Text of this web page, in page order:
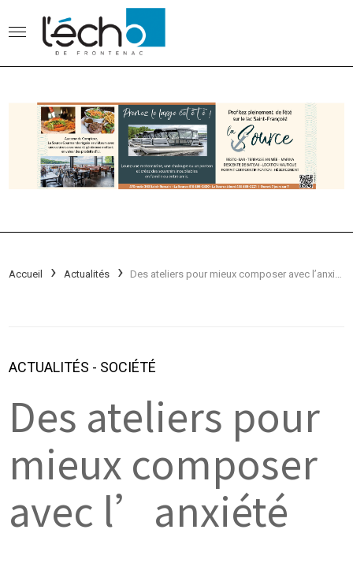
Accueil Actualités
ACTUALITÉS - SOCIÉTÉ
Des ateliers pour
mieux composer
avec l’anxiété